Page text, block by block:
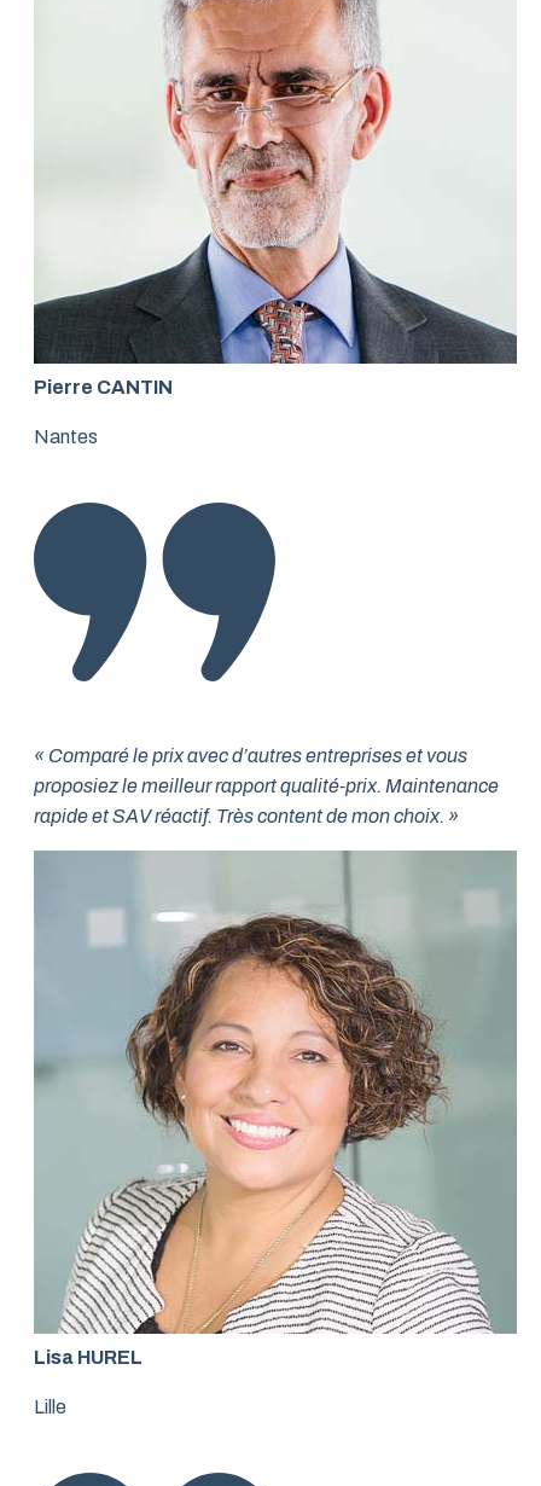
Pierre CANTIN
Nantes
« Comparé le prix avec d’autres entreprises et vous
proposiez le meilleur rapport qualité-prix. Maintenance
rapide et SAV réactif. Très content de mon choix. »
Lisa HUREL
Lille